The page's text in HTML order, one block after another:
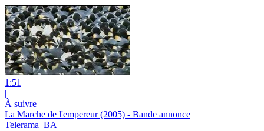
1:51
|
À suivre
La Marche de l'empereur (2005) - Bande annonce
Telerama_BA